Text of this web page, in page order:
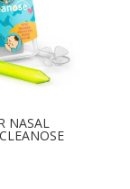
NASAL